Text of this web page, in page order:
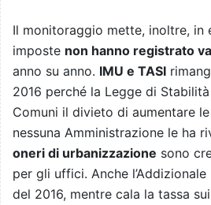
Il monitoraggio mette, inoltre, in
imposte non hanno registrato
anno su anno. IMU e TASI
2016 perché la Legge di
Comuni il divieto di aumentare
nessuna Amministrazione le ha
oneri di urbanizzazione sono
per gli uffici. Anche
del 2016, mentre cala la tassa